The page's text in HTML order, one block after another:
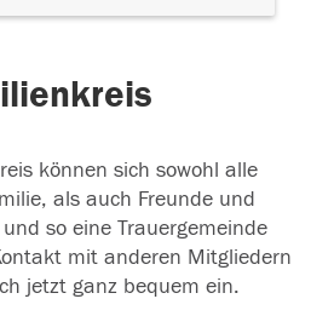
können sich sowohl alle
als auch Freunde und
so eine Trauergemeinde
mit anderen Mitgliedern
jetzt ganz bequem ein.